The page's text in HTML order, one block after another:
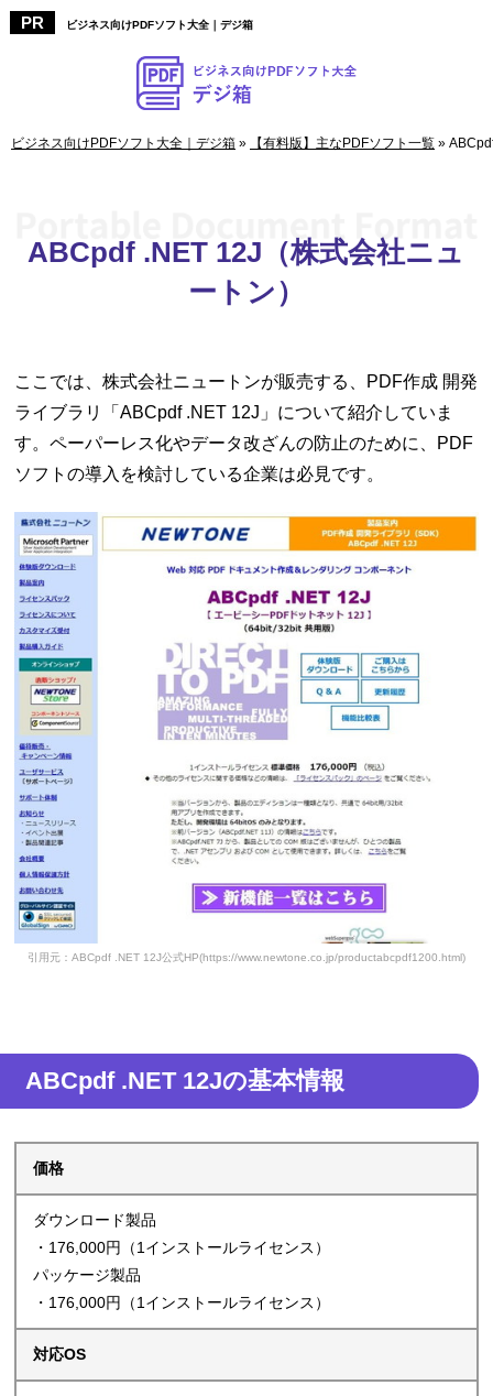
ビジネス向けPDFソフト大全｜デジ箱
ビジネス向けPDFソフト大全｜デジ箱 » 【有料版】主なPDFソフト一覧 »
ABCpdf .NET 12J（株式会社ニュ
ートン）
ここでは、株式会社ニュートンが販売する、PDF作成 開発
ライブラリ「ABCpdf .NET 12J」について紹介していま
す。ペーパーレス化やデータ改ざんの防止のために、PDF
ソフトの導入を検討している企業は必見です。
引用元：ABCpdf .NET 12J公式HP(https://www.newtone.co.jp/productabcpdf1200.html)
ABCpdf .NET 12Jの基本情報
価格
ダウンロード製品
・176,000円（1インストールライセンス）
パッケージ製品
・176,000円（1インストールライセンス）
対応OS